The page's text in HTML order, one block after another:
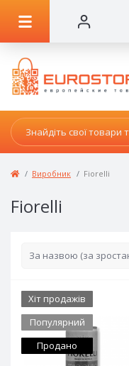
Виробник Fiorelli
Fiorelli
Хіт продажів
Популярний
Продано